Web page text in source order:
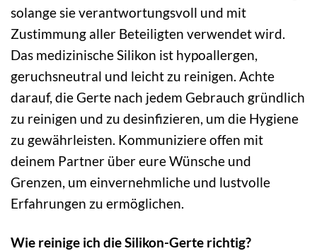
solange sie verantwortungsvoll und mit
Zustimmung aller Beteiligten verwendet wird.
Das medizinische Silikon ist hypoallergen,
geruchsneutral und leicht zu reinigen. Achte
darauf, die Gerte nach jedem Gebrauch gründlich
zu reinigen und zu desinfizieren, um die Hygiene
zu gewährleisten. Kommuniziere offen mit
deinem Partner über eure Wünsche und
Grenzen, um einvernehmliche und lustvolle
Erfahrungen zu ermöglichen.
Wie reinige ich die Silikon-Gerte richtig?